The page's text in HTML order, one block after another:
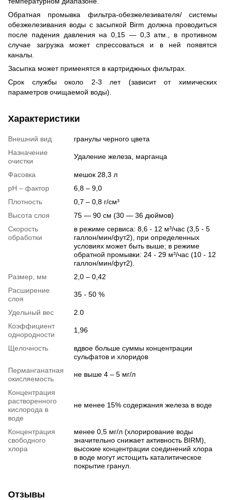
Обратная промывка фильтра-обезжелезивателя/ системы
обезжелезивания воды с засыпкой Birm должна проводиться
после падения давления на 0,15 — 0,3 атм., в противном
случае загрузка может спрессоваться и в ней появятся
каналы.
Засыпка может применятся в картриджных фильтрах.
Срок службы около 2-3 лет (зависит от химических
параметров очищаемой воды).
Характеристики
Внешний вид
гранулы черного цвета
Назначение
очистки
Удаление железа, марганца
Фасовка
мешок 28,3 л
pH – фактор
6,8 – 9,0
Плотность
0,7 – 0,8 г/см³
Высота слоя
75 — 90 см (30 — 36 дюймов)
Скорость
обработки
в режиме сервиса: 8,6 - 12 м³/час (3,5 - 5
галлон/мин/фут2), при определенных
условиях может быть выше; в режиме
обратной промывки: 24 - 29 м³/час (10 - 12
галлон/мин/фут2).
Размер, мм
2,0 – 0,42
Расширение
слоя
35 - 50 %
Удельный вес
2.0
Коэффициент
однородности
1,96
Щелочность
вдвое больше суммы концентрации
сульфатов и хлоридов
Перманганатная
окисляемость
не выше 4 – 5 мг/л
Концентрация
растворенного
кислорода в
воде
не менее 15% содержания железа в воде
Концентрация
свободного
хлора
менее 0,5 мг/л (хлорирование воды
значительно снижает активность BIRM),
высокие концентрации соединений хлора
в воде могут истощить каталитическое
покрытие гранул.
Отзывы